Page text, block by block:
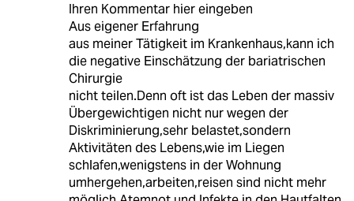
Ihren Kommentar hier eingeben
Aus eigener Erfahrung
aus meiner Tätigkeit im Krankenhaus,kann ich
die negative Einschätzung der bariatrischen
Chirurgie
nicht teilen.Denn oft ist das Leben der massiv
Übergewichtigen nicht nur wegen der
Diskriminierung,sehr belastet,sondern
Aktivitäten des Lebens,wie im Liegen
schlafen,wenigstens in der Wohnung
umhergehen,arbeiten,reisen sind nicht mehr